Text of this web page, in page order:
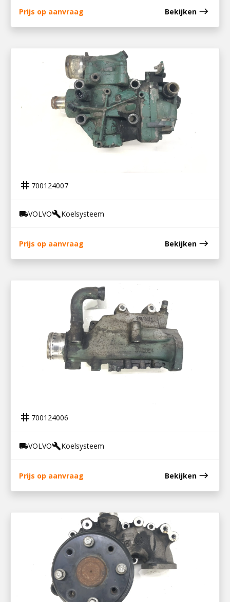
Prijs op aanvraag Bekijken east
tag 700124007
local_shippingVOLVObuildKoelsysteem
Prijs op aanvraag Bekijken east
tag 700124006
local_shippingVOLVObuildKoelsysteem
Prijs op aanvraag Bekijken east